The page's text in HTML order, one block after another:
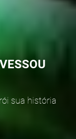
sua história